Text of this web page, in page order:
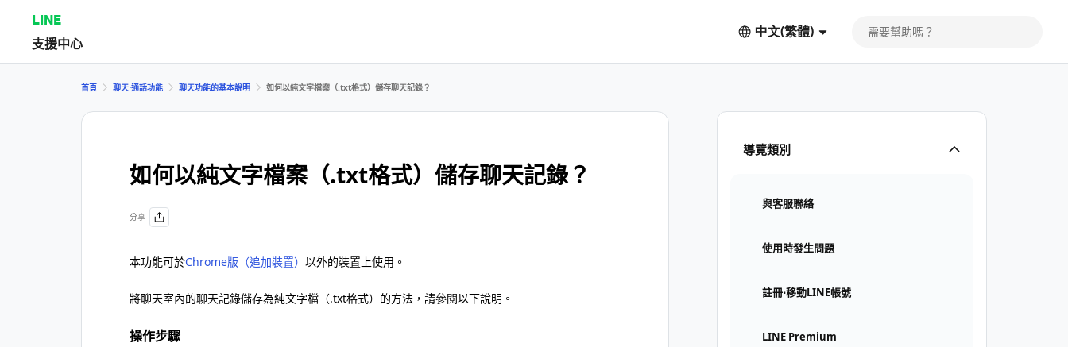
LINE
支援中心
中文(繁體)
導覽類別
與客服聯絡
使用時發生問題
註冊⋅移動LINE帳號
LINE Premium
首頁 聊天⋅通話功能 聊天功能的基本說明 如何以純文字檔案（.txt格式）儲存聊天記錄？
如何以純文字檔案（.txt格式）儲存聊天記錄？
分享
本功能可於Chrome版（追加裝置） 以外的裝置上使用。
將聊天室內的聊天記錄儲存為純文字檔（.txt格式）的方法，請參閱以下說明。
操作步驟